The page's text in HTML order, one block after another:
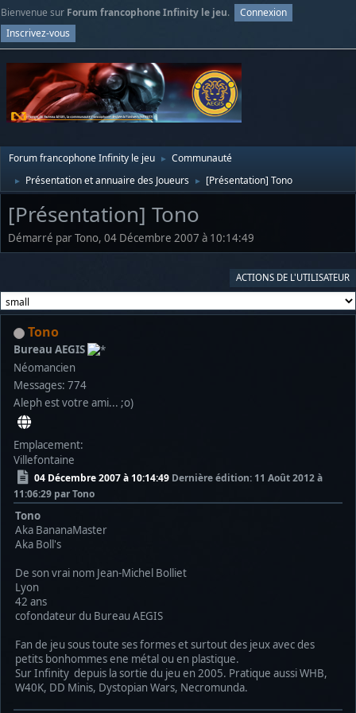
Bienvenue sur Forum francophone Infinity le jeu.
Connexion
Inscrivez-vous
Forum francophone Infinity le jeu ► Communauté
► Présentation et annuaire des Joueurs ► [Présentation] Tono
[Présentation] Tono
Démarré par Tono, 04 Décembre 2007 à 10:14:49
ACTIONS DE L'UTILISATEUR
Tono
Bureau AEGIS
Néomancien
Messages: 774
Aleph est votre ami... ;o)
Emplacement:
Villefontaine
04 Décembre 2007 à 10:14:49 Dernière édition: 11 Août 2012 à
11:06:29 par Tono
Tono
Aka BananaMaster
Aka Boll's
De son vrai nom Jean-Michel Bolliet
Lyon
42 ans
cofondateur du Bureau AEGIS
Fan de jeu sous toute ses formes et surtout des jeux avec des
petits bonhommes ene métal ou en plastique.
Sur Infinity depuis la sortie du jeu en 2005. Pratique aussi WHB,
W40K, DD Minis, Dystopian Wars, Necromunda.